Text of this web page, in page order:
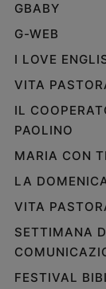
GBABY
G-WEB
I LOVE
VITA
IL
PAOLINO
MARIA CON
LA
VITA
SETTIMANA
FESTIVAL